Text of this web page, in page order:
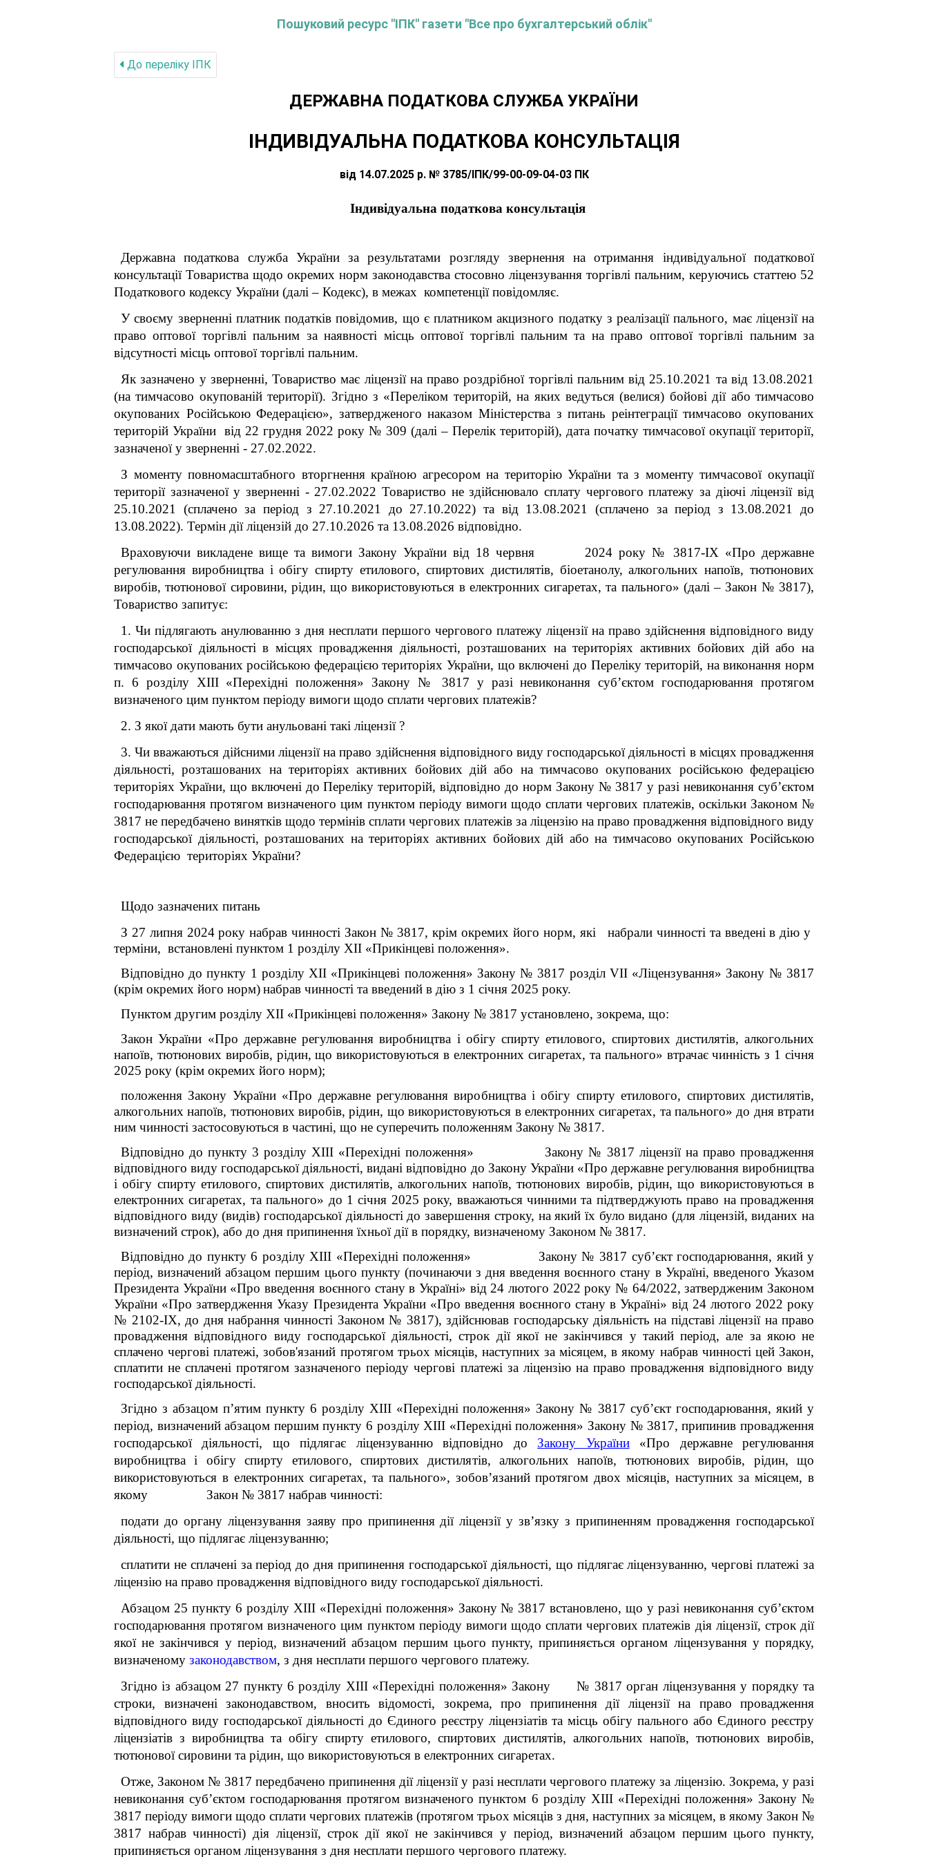
Пошуковий ресурс "ІПК" газети "Все про бухгалтерський облік"
До переліку IПК
ДЕРЖАВНА ПОДАТКОВА СЛУЖБА УКРАЇНИ
ІНДИВІДУАЛЬНА ПОДАТКОВА КОНСУЛЬТАЦІЯ
від 14.07.2025 р. № 3785/ІПК/99-00-09-04-03 ПК
Індивідуальна податкова консультація
Державна податкова служба України за результатами розгляду звернення на отримання індивідуальної податкової
консультації Товариства щодо окремих норм законодавства стосовно ліцензування торгівлі пальним, керуючись статтею 52
Податкового кодексу України (далі – Кодекс), в межах компетенції повідомляє.
У своєму зверненні платник податків повідомив, що є платником акцизного податку з реалізації пального, має ліцензії на
право оптової торгівлі пальним за наявності місць оптової торгівлі пальним та на право оптової торгівлі пальним за
відсутності місць оптової торгівлі пальним.
Як зазначено у зверненні, Товариство має ліцензії на право роздрібної торгівлі пальним від 25.10.2021 та від 13.08.2021
(на тимчасово окупованій території). Згідно з «Переліком територій, на яких ведуться (велися) бойові дії або тимчасово
окупованих Російською Федерацією», затвердженого наказом Міністерства з питань реінтеграції тимчасово окупованих
територій України від 22 грудня 2022 року № 309 (далі – Перелік територій), дата початку тимчасової окупації території,
зазначеної у зверненні - 27.02.2022.
З моменту повномасштабного вторгнення країною агресором на територію України та з моменту тимчасової окупації
території зазначеної у зверненні - 27.02.2022 Товариство не здійснювало сплату чергового платежу за діючі ліцензії від
25.10.2021 (сплачено за період з 27.10.2021 до 27.10.2022) та від 13.08.2021 (сплачено за період з 13.08.2021 до
13.08.2022). Термін дії ліцензій до 27.10.2026 та 13.08.2026 відповідно.
Враховуючи викладене вище та вимоги Закону України від 18 червня 2024 року № 3817-ІХ «Про державне
регулювання виробництва і обігу спирту етилового, спиртових дистилятів, біоетанолу, алкогольних напоїв, тютюнових
виробів, тютюнової сировини, рідин, що використовуються в електронних сигаретах, та пального» (далі – Закон № 3817),
Товариство запитує:
1. Чи підлягають анулюванню з дня несплати першого чергового платежу ліцензії на право здійснення відповідного виду
господарської діяльності в місцях провадження діяльності, розташованих на територіях активних бойових дій або на
тимчасово окупованих російською федерацією територіях України, що включені до Переліку територій, на виконання норм
п. 6 розділу ХІІІ «Перехідні положення» Закону № 3817 у разі невиконання суб’єктом господарювання протягом
визначеного цим пунктом періоду вимоги щодо сплати чергових платежів?
2. З якої дати мають бути анульовані такі ліцензії ?
3. Чи вважаються дійсними ліцензії на право здійснення відповідного виду господарської діяльності в місцях провадження
діяльності, розташованих на територіях активних бойових дій або на тимчасово окупованих російською федерацією
територіях України, що включені до Переліку територій, відповідно до норм Закону № 3817 у разі невиконання суб’єктом
господарювання протягом визначеного цим пунктом періоду вимоги щодо сплати чергових платежів, оскільки Законом №
3817 не передбачено винятків щодо термінів сплати чергових платежів за ліцензію на право провадження відповідного виду
господарської діяльності, розташованих на територіях активних бойових дій або на тимчасово окупованих Російською
Федерацією територіях України?
Щодо зазначених питань
З 27 липня 2024 року набрав чинності Закон № 3817, крім окремих його норм, які набрали чинності та введені в дію у
терміни, встановлені пунктом 1 розділу XII «Прикінцеві положення».
Відповідно до пункту 1 розділу ХІІ «Прикінцеві положення» Закону № 3817 розділ VІІ «Ліцензування» Закону № 3817
(крім окремих його норм)набрав чинності та введений в дію з 1 січня 2025 року.
Пунктом другим розділу XII «Прикінцеві положення» Закону № 3817 установлено, зокрема, що:
Закон України «Про державне регулювання виробництва і обігу спирту етилового, спиртових дистилятів, алкогольних
напоїв, тютюнових виробів, рідин, що використовуються в електронних сигаретах, та пального» втрачає чинність з 1 січня
2025 року (крім окремих його норм);
положення Закону України «Про державне регулювання виробництва і обігу спирту етилового, спиртових дистилятів,
алкогольних напоїв, тютюнових виробів, рідин, що використовуються в електронних сигаретах, та пального» до дня втрати
ним чинності застосовуються в частині, що не суперечить положенням Закону № 3817.
Відповідно до пункту 3 розділу ХІІІ «Перехідні положення» Закону № 3817 ліцензії на право провадження
відповідного виду господарської діяльності, видані відповідно до Закону України «Про державне регулювання виробництва
і обігу спирту етилового, спиртових дистилятів, алкогольних напоїв, тютюнових виробів, рідин, що використовуються в
електронних сигаретах, та пального» до 1 січня 2025 року, вважаються чинними та підтверджують право на провадження
відповідного виду (видів) господарської діяльності до завершення строку, на який їх було видано (для ліцензій, виданих на
визначений строк), або до дня припинення їхньої дії в порядку, визначеному Законом № 3817.
Відповідно до пункту 6 розділу ХІІІ «Перехідні положення» Закону № 3817 суб’єкт господарювання, який у
період, визначений абзацом першим цього пункту (починаючи з дня введення воєнного стану в Україні, введеного Указом
Президента України «Про введення воєнного стану в Україні» від 24 лютого 2022 року № 64/2022, затвердженим Законом
України «Про затвердження Указу Президента України «Про введення воєнного стану в Україні» від 24 лютого 2022 року
№ 2102-IX, до дня набрання чинності Законом № 3817), здійснював господарську діяльність на підставі ліцензії на право
провадження відповідного виду господарської діяльності, строк дії якої не закінчився у такий період, але за якою не
сплачено чергові платежі, зобов'язаний протягом трьох місяців, наступних за місяцем, в якому набрав чинності цей Закон,
сплатити не сплачені протягом зазначеного періоду чергові платежі за ліцензію на право провадження відповідного виду
господарської діяльності.
Згідно з абзацом п’ятим пункту 6 розділу ХІІІ «Перехідні положення» Закону № 3817 суб’єкт господарювання, який у
період, визначений абзацом першим пункту 6 розділу ХІІІ «Перехідні положення» Закону № 3817, припинив провадження
господарської діяльності, що підлягає ліцензуванню відповідно до Закону України«Про державне регулювання
виробництва і обігу спирту етилового, спиртових дистилятів, алкогольних напоїв, тютюнових виробів, рідин, що
використовуються в електронних сигаретах, та пального», зобов’язаний протягом двох місяців, наступних за місяцем, в
якому Закон № 3817 набрав чинності:
подати до органу ліцензування заяву про припинення дії ліцензії у зв’язку з припиненням провадження господарської
діяльності, що підлягає ліцензуванню;
сплатити не сплачені за період до дня припинення господарської діяльності, що підлягає ліцензуванню, чергові платежі за
ліцензію на право провадження відповідного виду господарської діяльності.
Абзацом 25 пункту 6 розділу ХІІІ «Перехідні положення» Закону № 3817 встановлено, що у разі невиконання суб’єктом
господарювання протягом визначеного цим пунктом періоду вимоги щодо сплати чергових платежів дія ліцензії, строк дії
якої не закінчився у період, визначений абзацом першим цього пункту, припиняється органом ліцензування у порядку,
визначеному законодавством, з дня несплати першого чергового платежу.
Згідно із абзацом 27 пункту 6 розділу ХІІІ «Перехідні положення» Закону № 3817 орган ліцензування у порядку та
строки, визначені законодавством, вносить відомості, зокрема, про припинення дії ліцензії на право провадження
відповідного виду господарської діяльності до Єдиного реєстру ліцензіатів та місць обігу пального або Єдиного реєстру
ліцензіатів з виробництва та обігу спирту етилового, спиртових дистилятів, алкогольних напоїв, тютюнових виробів,
тютюнової сировини та рідин, що використовуються в електронних сигаретах.
Отже, Законом № 3817 передбачено припинення дії ліцензії у разі несплати чергового платежу за ліцензію. Зокрема, уразі
невиконання суб’єктом господарювання протягом визначеного пунктом 6 розділу ХІІІ «Перехідні положення» Закону №
3817 періоду вимоги щодо сплати чергових платежів (протягом трьох місяців з дня, наступних за місяцем, в якому Закон №
3817 набрав чинності) дія ліцензії, строк дії якої не закінчився у період, визначений абзацом першим цього пункту,
припиняється органом ліцензування з дня несплати першого чергового платежу.